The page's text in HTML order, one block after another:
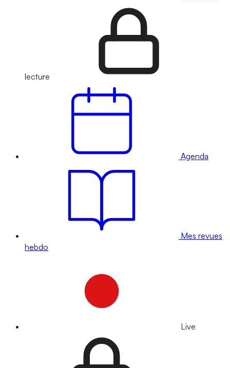
lecture
Agenda
Mes revues
hebdo
Live